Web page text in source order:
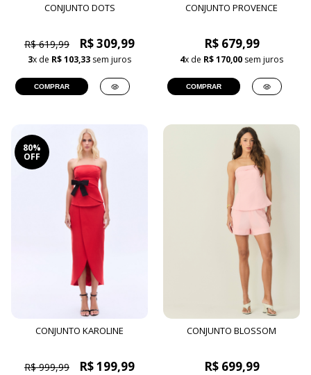
CONJUNTO DOTS
R$ 619,99 R$ 309,99
3x de R$ 103,33 sem juros
COMPRAR
CONJUNTO PROVENCE
R$ 679,99
4x de R$ 170,00 sem juros
COMPRAR
80%
OFF
CONJUNTO KAROLINE
R$ 999,99 R$ 199,99
CONJUNTO BLOSSOM
R$ 699,99